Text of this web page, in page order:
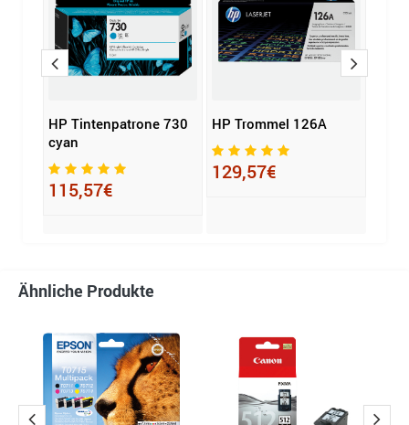
HP Tintenpatrone 730
cyan
115,57€
HP Trommel 126A
129,57€
Ähnliche Produkte